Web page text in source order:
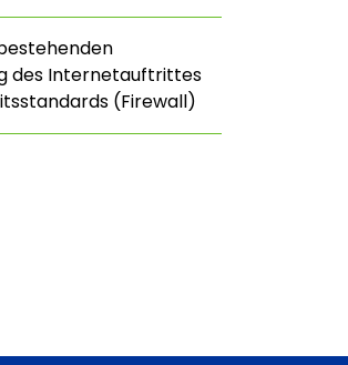
des Internetauftrittes
(Firewall)